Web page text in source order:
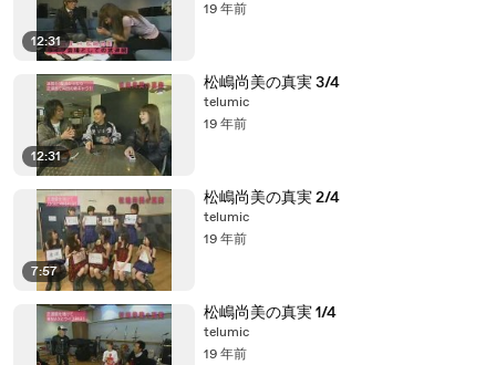
12:31
19 年前
12:31
松嶋尚美の真実 3/4
telumic
19 年前
7:57
松嶋尚美の真実 2/4
telumic
19 年前
松嶋尚美の真実 1/4
telumic
19 年前